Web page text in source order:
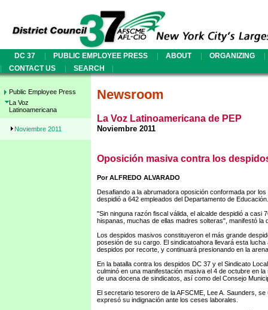
DC 37 | PUBLIC EMPLOYEE PRESS | ABOUT | ORGANIZING
|
|
CONTACT US | SEARCH |
Public Employee Press
La Voz
Latinoamericana
Noviembre 2011
Newsroom
La Voz Latinoamericana de PEP
Noviembre 2011
Oposición masiva contra los
Por ALFREDO ALVARADO
Desafiando a la abrumadora oposición conformada por
despidió a 642 empleados del Departamento de
"Sin ninguna razón fiscal válida, el alcalde despidió a casi
hispanas, muchas de ellas madres solteras", manifestó la
Los despidos masivos constituyeron el más grande
posesión de su cargo. El sindicatoahora llevará esta
despidos por recorte, y continuará presionando en la
En la batalla contra los despidos DC 37 y el Sindicato
culminó en una manifestación masiva el 4 de octubre en
de una docena de sindicatos, así como del Consejo
El secretario tesorero de la AFSCME, Lee A. Saunders,
expresó su indignación ante los ceses laborales.